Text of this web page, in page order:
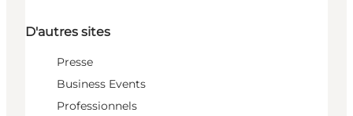
D'autres sites
Presse
Business Events
Professionnels